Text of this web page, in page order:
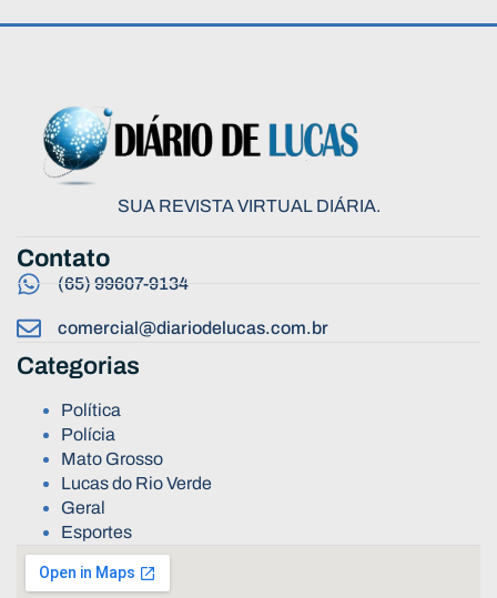
SUA REVISTA VIRTUAL DIÁRIA.
Contato
(65) 99607-9134
comercial@diariodelucas.com.br
Categorias
Política
Polícia
Mato Grosso
Lucas do Rio Verde
Geral
Esportes